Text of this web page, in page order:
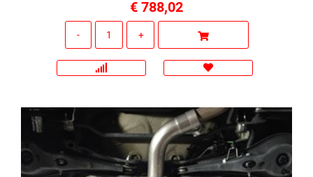
€ 788,02